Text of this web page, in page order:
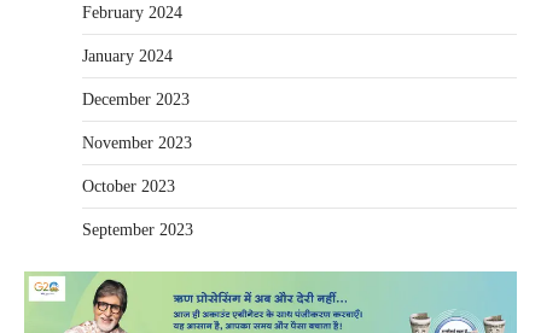
February 2024
January 2024
December 2023
November 2023
October 2023
September 2023